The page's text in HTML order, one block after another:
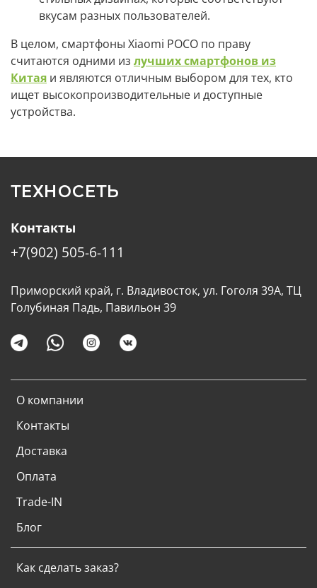
вкусам разных пользователей.
В целом, смартфоны Xiaomi POCO по праву
считаются одними из лучших смартфонов из
Китая и являются отличным выбором для тех, кто
ищет высокопроизводительные и доступные
устройства.
ТЕХНОСЕТЬ
О компании
Контакты
Доставка
Оплата
Trade-IN
Блог
Как сделать заказ?
Контакты
+7(902) 505-6-111
Приморский край, г. Владивосток, ул. Гоголя 39А, ТЦ
Голубиная Падь, Павильон 39